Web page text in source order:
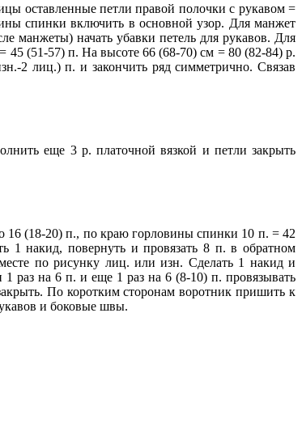
оставленные петли правой полочки с рукавом =
спинки включить в основной узор. Для манжет
манжеты) начать убавки петель для рукавов. Для
45 (51-57) п. На высоте 66 (68-70) см = 80 (82-84) р.
2 лиц.) п. и закончить ряд симметрично. Связав
еще 3 р. платочной вязкой и петли закрыть
16 (18-20) п., по краю горловины спинки 10 п. = 42
1 накид, повернуть и провязать 8 п. в обратном
по рисунку лиц. или изн. Сделать 1 накид и
1 раз на 6 п. и еще 1 раз на 6 (8-10) п. провязывать
По коротким сторонам воротник пришить к
и боковые швы.